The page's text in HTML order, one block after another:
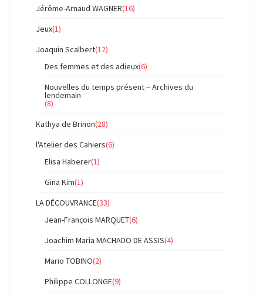
Jérôme-Arnaud WAGNER(16)
Jeux(1)
Joaquin Scalbert(12)
Des femmes et des adieux(6)
Nouvelles du temps présent – Archives du
lendemain
(8)
Kathya de Brinon(28)
l'Atelier des Cahiers(6)
Elisa Haberer(1)
Gina Kim(1)
LA DÉCOUVRANCE(33)
Jean-François MARQUET(6)
Joachim Maria MACHADO DE ASSIS(4)
Mario TOBINO(2)
Philippe COLLONGE(9)